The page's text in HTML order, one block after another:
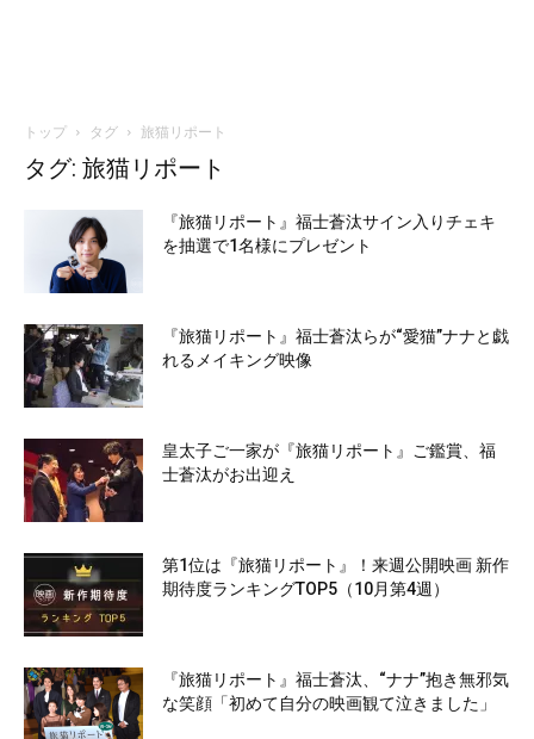
トップ タグ 旅猫リポート
タグ: 旅猫リポート
『旅猫リポート』福士蒼汰サイン入りチェキ
を抽選で1名様にプレゼント
『旅猫リポート』福士蒼汰らが“愛猫”ナナと戯
れるメイキング映像
皇太子ご一家が『旅猫リポート』ご鑑賞、福
士蒼汰がお出迎え
第1位は『旅猫リポート』！来週公開映画 新作
期待度ランキングTOP5（10月第4週）
『旅猫リポート』福士蒼汰、“ナナ”抱き無邪気
な笑顔「初めて自分の映画観て泣きました」